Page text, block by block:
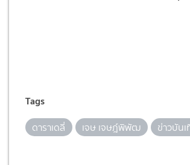
Tags
ดาราเดลี่ เจษ เจษฎ์พิพัฒ ข่าวบันเ